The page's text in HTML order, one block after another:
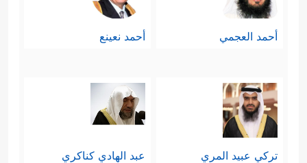
أحمد العجمي أحمد نعينع
تركي عبيد المري عبد الهادي كناكري